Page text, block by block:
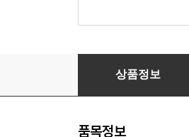
라이즈 (RIIZE) - 미
상품정보
품목정보